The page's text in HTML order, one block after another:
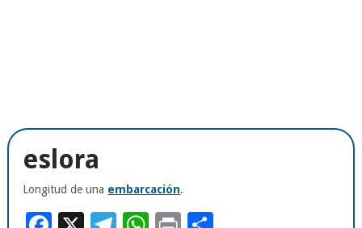
eslora
Longitud de una embarcación.